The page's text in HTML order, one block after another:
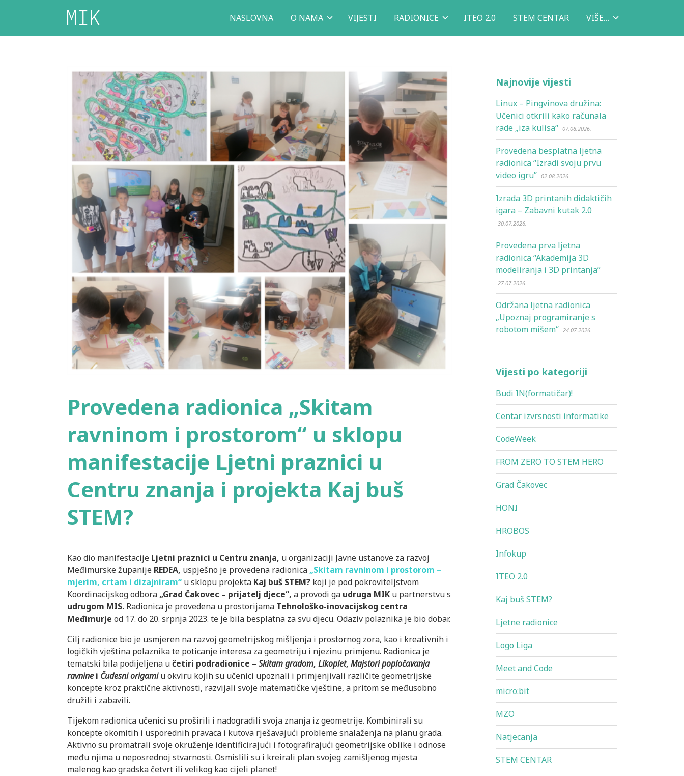
NASLOVNA O NAMA VIJESTI RADIONICE ITEO 2.0 STEM CENTAR VIŠE…
Provedena radionica „Skitam
ravninom i prostorom“ u sklopu
manifestacije Ljetni praznici u
Centru znanja i projekta Kaj buš
STEM?
Kao dio manifestacije Ljetni praznici u Centru znanja, u organizaciji Javne ustanove za razvoj
Međimurske županije REDEA, uspješno je provedena radionica „Skitam ravninom i prostorom –
mjerim, crtam i dizajniram“ u sklopu projekta Kaj buš STEM? koji je pod pokroviteljstvom
Koordinacijskog odbora „Grad Čakovec – prijatelj djece“, a provodi ga udruga MIK u partnerstvu s
udrugom MIS. Radionica je provedena u prostorijama Tehnološko-inovacijskog centra
Međimurje od 17. do 20. srpnja 2023. te je bila besplatna za svu djecu. Odaziv polaznika je bio dobar.
Cilj radionice bio je usmjeren na razvoj geometrijskog mišljenja i prostornog zora, kao i kreativnih i
logičkih vještina polaznika te poticanje interesa za geometriju i njezinu primjenu. Radionica je
tematski bila podijeljena učetiri podradionice – Skitam gradom, Likoplet, Majstori popločavanja
ravnine i Čudesni origamiu okviru kojih su učenici upoznali i primjenjivali različite geometrijske
koncepte kroz praktične aktivnosti, razvijali svoje matematičke vještine, a pritom se međusobno
družili i zabavili.
Tijekom radionica učenici su proširili i nadogradili svoja znanja iz geometrije. Kombinirali su
koncepte okomitih i usporednih pravaca i kutova rješavajući probleme snalaženja na planu grada.
Aktivno su promatrali svoje okruženje identificirajući i fotografirajući geometrijske oblike i odnose
među njima u neposrednoj stvarnosti. Osmislili su i kreirali plan svojeg zamišljenog mjesta
malenog kao gradska četvrt ili velikog kao cijeli planet!
Najnovije vijesti
Linux – Pingvinova družina:
Učenici otkrili kako računala
rade „iza kulisa“ 07.08.2026.
Provedena besplatna ljetna
radionica “Izradi svoju prvu
video igru” 02.08.2026.
Izrada 3D printanih didaktičih
igara – Zabavni kutak 2.0
30.07.2026.
Provedena prva ljetna
radionica “Akademija 3D
modeliranja i 3D printanja”
27.07.2026.
Održana ljetna radionica
„Upoznaj programiranje s
robotom mišem“ 24.07.2026.
Vijesti po kategoriji
Budi IN(formatičar)!
Centar izvrsnosti informatike
CodeWeek
FROM ZERO TO STEM HERO
Grad Čakovec
HONI
HROBOS
Infokup
ITEO 2.0
Kaj buš STEM?
Ljetne radionice
Logo Liga
Meet and Code
micro:bit
MZO
Natjecanja
STEM CENTAR